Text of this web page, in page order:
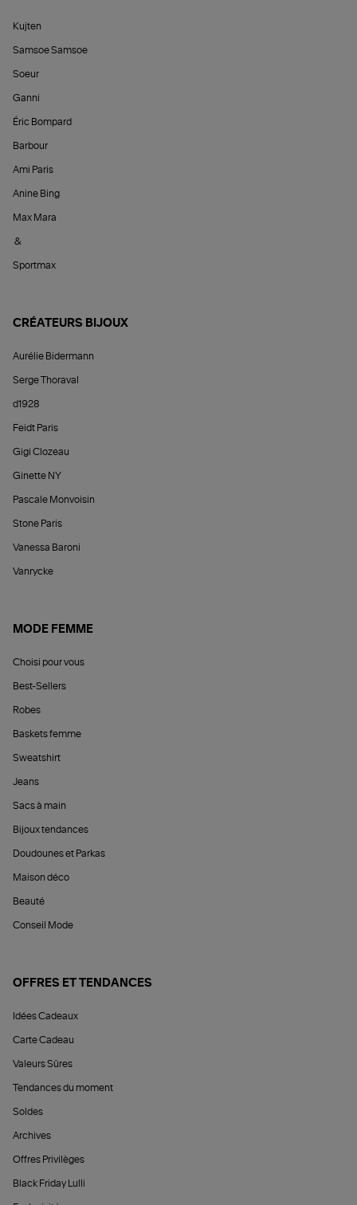
Kujten
Samsoe Samsoe
Soeur
Ganni
Éric Bompard
Barbour
Ami Paris
Anine Bing
Max Mara
&
Sportmax
CRÉATEURS BIJOUX
Aurélie Bidermann
Serge Thoraval
d1928
Feidt Paris
Gigi Clozeau
Ginette NY
Pascale Monvoisin
Stone Paris
Vanessa Baroni
Vanrycke
MODE FEMME
Choisi pour vous
Best-Sellers
Robes
Baskets femme
Sweatshirt
Jeans
Sacs à main
Bijoux tendances
Doudounes et Parkas
Maison déco
Beauté
Conseil Mode
OFFRES ET TENDANCES
Idées Cadeaux
Carte Cadeau
Valeurs Sûres
Tendances du moment
Soldes
Archives
Offres Privilèges
Black Friday Lulli